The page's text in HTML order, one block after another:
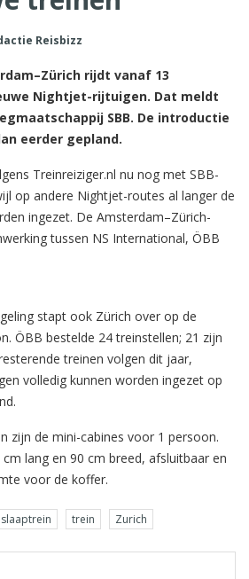
Reisbizz
rijdt vanaf 13
Nightjet-rijtuigen. Dat meldt
SBB. De introductie
eerder gepland.
Treinreiziger.nl nu nog met SBB-
op andere Nightjet-routes al langer de
ingezet. De Amsterdam–Zürich-
tussen NS International, ÖBB
stapt ook Zürich over op de
ÖBB bestelde 24 treinstellen; 21 zijn
treinen volgen dit jaar,
volledig kunnen worden ingezet op
zijn de mini-cabines voor 1 persoon.
cm lang en 90 cm breed, afsluitbaar en
voor de koffer.
slaaptrein trein Zurich